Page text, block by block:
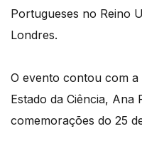
Portugueses no Reino
Londres.
O evento contou com
Estado da Ciência, Ana
comemorações do 25